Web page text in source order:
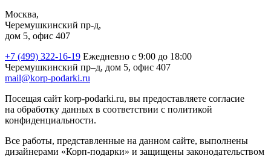
Москва,
Черемушкинский пр-д,
дом 5, офис 407
+7 (499) 322-16-19 Ежедневно с 9:00 до 18:00
Черемушкинский пр–д, дом 5, офис 407
mail@korp-podarki.ru
Посещая сайт korp-podarki.ru, вы предоставляете согласие
на обработку данных в соответствии с политикой
конфиденциальности.
Все работы, представленные на данном сайте, выполнены
дизайнерами «Корп-подарки» и защищены законодательством